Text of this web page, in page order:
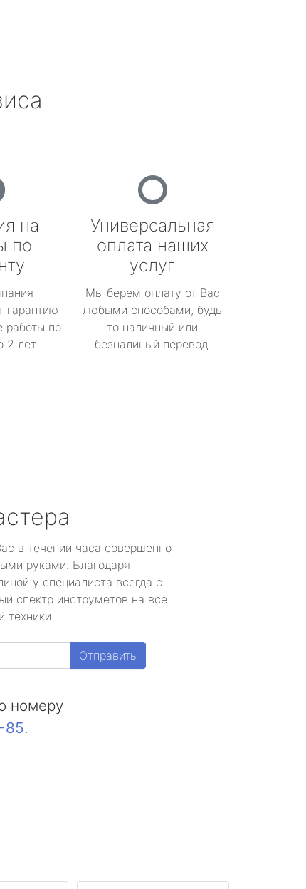
на
по
гарантию
работы по
2 лет.
Универсальная
оплата наших
услуг
Мы берем оплату от Вас
любыми способами, будь
то наличный или
безналиный перевод.
в течении часа совершенно
руками. Благодаря
у специалиста всегда с
спектр инструметов на все
техники.
Отправить
номеру
85.